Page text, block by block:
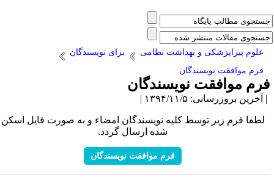
علوم پیراپزشکی و بهداشت نظامی
برای نویسندگان
فرم موافقت نویسندگان
موافقت نویسندگان
بروزرسانی: ۱۳۹۴/۱۱/۵ |
لطفا فرم زیر توسط کلیه نویسندگان امضاء و به صورت فایل اسکن
شده ارسال گردد.
فرم موافقت نویسندگان